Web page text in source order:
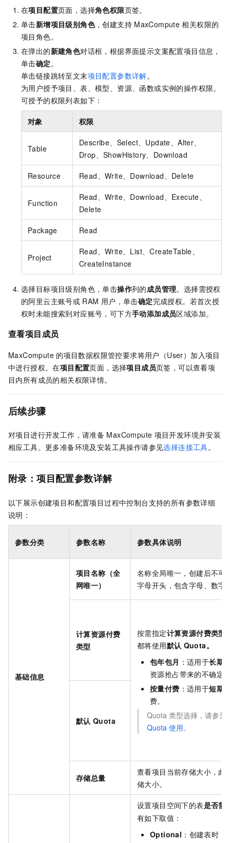
在项目配置页面，选择角色权限页签。
单击新增项目级别角色，创建支持 MaxCompute 相关权限的
项目角色。
在弹出的新建角色对话框，根据界面提示文案配置项目信息，
单击确定 。
单击链接跳转至文末项目配置参数详解。
为用户授予项目、表、模型、资源、函数或实例的操作权限。
可授予的权限列表如下：
对象 权限
Table
Describe、Select、Update、Alter、
Drop、ShowHistory、Download
Resource Read、Write、Download、Delete
Function
Read、Write、Download、Execute、
Delete
Package Read
Project
Read、Write、List、CreateTable、
CreateInstance
选择目标项目级别角色，单击操作列的成员管理。选择需授权
的阿里云主账号或 RAM 用户，单击确定完成授权。若首次授
权时未能搜索到对应账号，可下方手动添加成员区域添加。
查看项目成员
MaxCompute 的项目数据权限管控要求将用户（User）加入项目
中进行授权。在项目配置页面，选择项目成员页签，可以查看项
目内所有成员的相关权限详情。
后续步骤
对项目进行开发工作，请准备 MaxCompute 项目开发环境并安装
相应工具。更多准备环境及安装工具操作请参见选择连接工具。
附录：项目配置参数详解
以下展示创建项目和配置项目过程中控制台支持的所有参数详细
说明：
参数分类 参数名称 参数具体说明
基础信息
项目名称（全
网唯一）
名称全局唯一，创建后不可
字母开头，包含字母、数字
计算资源付费
类型
按需指定计算资源付费类型
都将使用默认 Quota。
包年包月 ：适用于长期
资源抢占带来的不确定
按量付费 ：适用于短期
费。
Quota 类型选择，请参见
Quota 使用。
默认 Quota
存储总量
查看项目当前存储大小，此
储大小。
设置项目空间下的表是否需
有如下取值：
Optional ：创建表时